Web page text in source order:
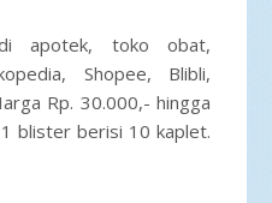
apotek, toko obat,
Shopee, Blibli,
Rp. 30.000,- hingga
blister berisi 10 kaplet.